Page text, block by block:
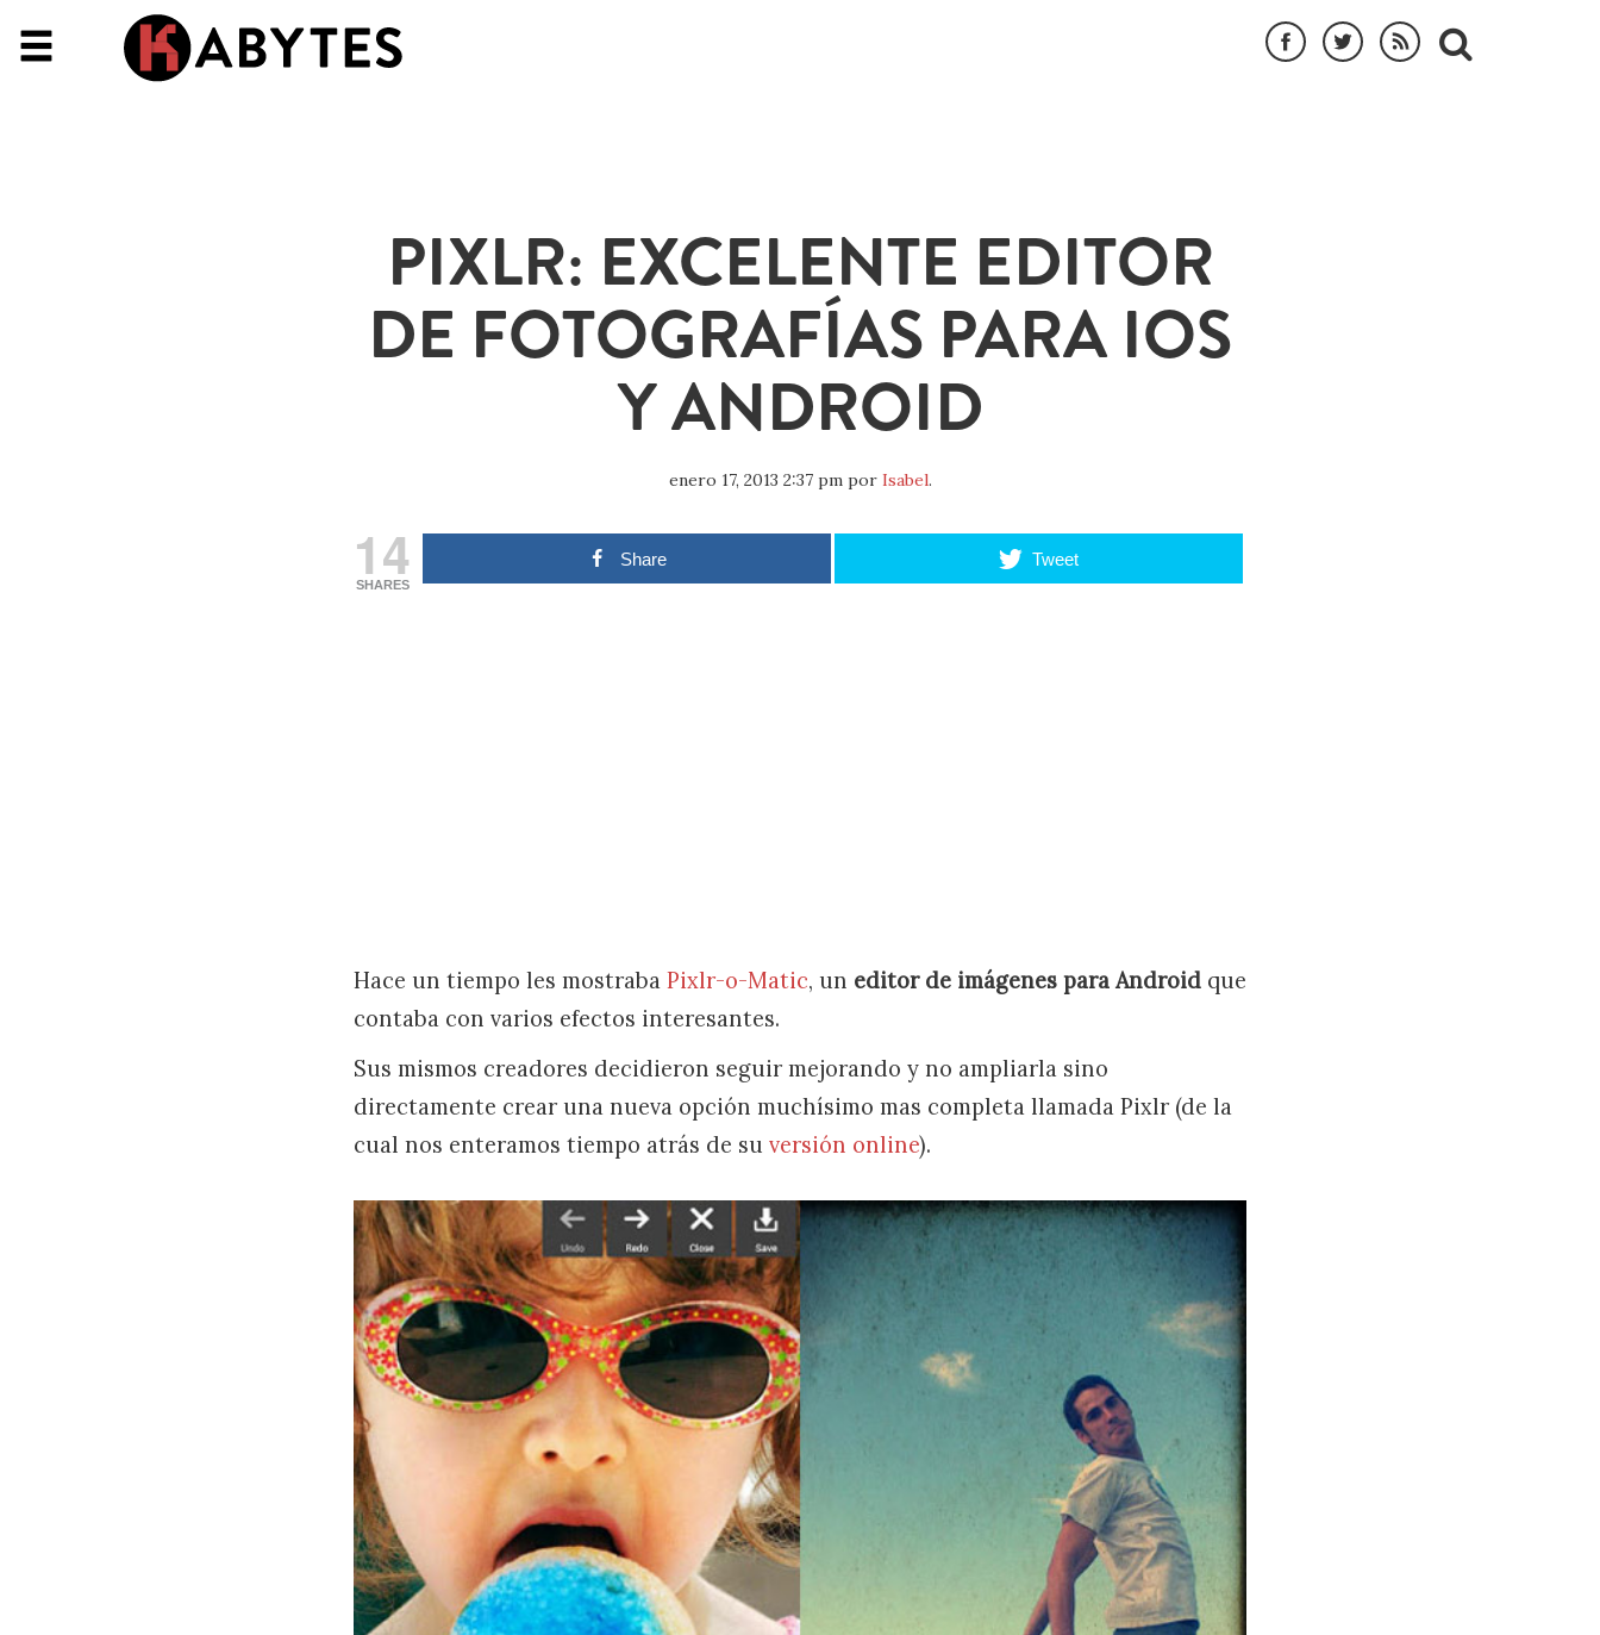
PIXLR: EXCELENTE EDITOR
DE FOTOGRAFÍAS PARA IOS
Y ANDROID
enero 17, 2013 2:37 pmpor Isabel.
14
SHARES
Share Tweet
Hace un tiempo les mostraba Pixlr-o-Matic, un editor de imágenes para Android que
contaba con varios efectos interesantes.
Sus mismos creadores decidieron seguir mejorando y no ampliarla sino
directamente crear una nueva opción muchísimo mas completa llamada Pixlr (de la
cual nos enteramos tiempo atrás de su versión online).